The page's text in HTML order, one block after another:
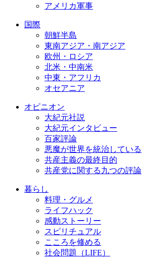
アメリカ軍事
国際
朝鮮半島
東南アジア・南アジア
欧州・ロシア
北米・中南米
中東・アフリカ
オセアニア
オピニオン
大紀元社説
大紀元インタビュー
百家評論
悪魔が世界を統治している
共産主義の最終目的
共産党に関する九つの評論
暮らし
料理・グルメ
ライフハック
感動ストーリー
スピリチュアル
こころを修める
社会問題（LIFE）